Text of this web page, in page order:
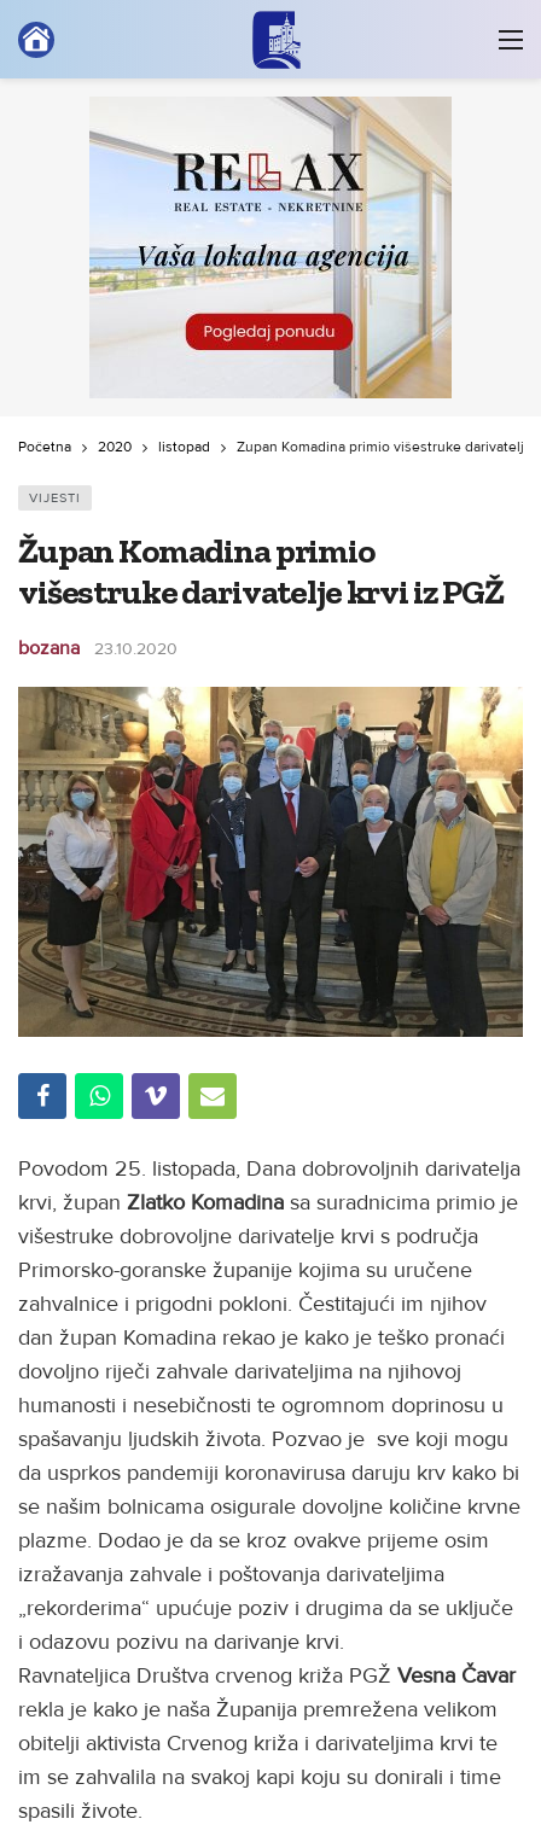
Početna 2020 listopad Župan Komadina primio višestruke darivatelje
VIJESTI
Župan Komadina primio
višestruke darivatelje krvi iz PGŽ
bozana 23.10.2020
Povodom 25. listopada, Dana dobrovoljnih darivatelja
krvi, župan Zlatko Komadina sa suradnicima primio je
višestruke dobrovoljne darivatelje krvi s područja
Primorsko-goranske županije kojima su uručene
zahvalnice i prigodni pokloni. Čestitajući im njihov
dan župan Komadina rekao je kako je teško pronaći
dovoljno riječi zahvale darivateljima na njihovoj
humanosti i nesebičnosti te ogromnom doprinosu u
spašavanju ljudskih života. Pozvao je sve koji mogu
da usprkos pandemiji koronavirusa daruju krv kako bi
se našim bolnicama osigurale dovoljne količine krvne
plazme. Dodao je da se kroz ovakve prijeme osim
izražavanja zahvale i poštovanja darivateljima
„rekorderima“ upućuje poziv i drugima da se uključe
i odazovu pozivu na darivanje krvi.
Ravnateljica Društva crvenog križa PGŽ Vesna Čavar
rekla je kako je naša Županija premrežena velikom
obitelji aktivista Crvenog križa i darivateljima krvi te
im se zahvalila na svakoj kapi koju su donirali i time
spasili živote.